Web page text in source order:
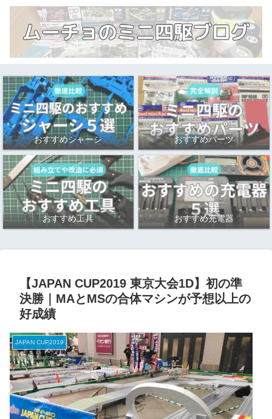
おすすめシャーシ おすすめパーツ
おすすめ工具 おすすめ充電器
【JAPAN CUP2019 東京大会1D】初の準
決勝｜MAとMSの合体マシンが予想以上の
好成績
JAPAN CUP2019